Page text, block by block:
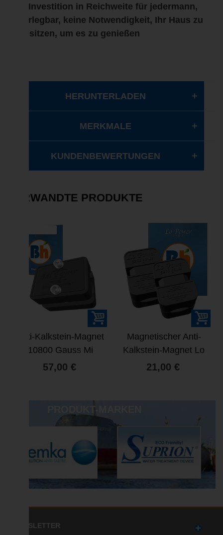
◆ Investition in Reichweite für jedermann,
zerlegbar, keine Notwendigkeit, Ihr Haus zu
besitzen, um es zu genießen
HERUNTERLADEN
MERKMALE
KUNDENBEWERTUNGEN
VERWANDTE PRODUKTE
Anti-Kalkstein-Magnet
10800 Gauss Mi
Power
57,00 €
Magnetischer Anti-
Kalkstein-Magnet Lo
power 5200 gauss
21,00 €
PRODUKT-MARKEN
NEWSLETTER